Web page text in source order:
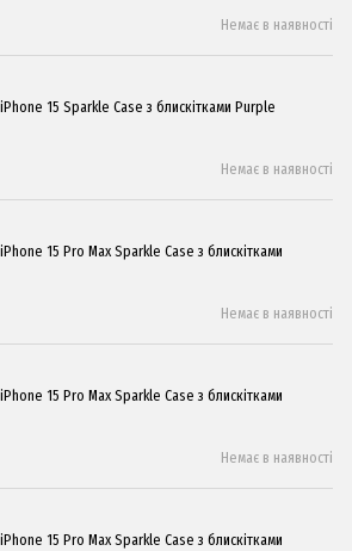
Немає в наявності
15 Sparkle Case з блискітками Purple
Немає в наявності
15 Pro Max Sparkle Case з блискітками
Немає в наявності
15 Pro Max Sparkle Case з блискітками
Немає в наявності
15 Pro Max Sparkle Case з блискітками